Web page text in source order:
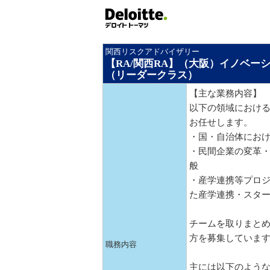
関西リスクアドバイザリー
【RA/関西RA】（大阪）イノベー
（リーダークラス）
職務内容
【主な業務内容】
以下の領域におけ
お任せします。
・国・自治体にお
・民間企業の変革
般
・産学連携等プロ
た産学連携・スタ
チームを取りまと
方を募集していま
主には以下のよう